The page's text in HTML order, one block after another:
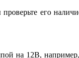
его
на 12В,